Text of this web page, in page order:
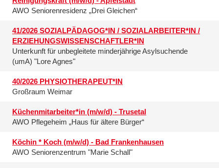
AWO Seniorenresidenz „Drei Gleichen“
41/2026 SOZIALPÄDAGOG*IN / SOZIALARBEITER*IN /
ERZIEHUNGSWISSENSCHAFTLER*IN
Unterkunft für unbegleitete minderjährige Asylsuchende
(umA) "Lore Agnes"
40/2026 PHYSIOTHERAPEUT*IN
Großraum Weimar
Küchenmitarbeiter*in (m/w/d) - Trusetal
AWO Pflegeheim „Haus für ältere Bürger“
Köchin * Koch (m/w/d) - Bad Frankenhausen
AWO Seniorenzentrum "Marie Schall"